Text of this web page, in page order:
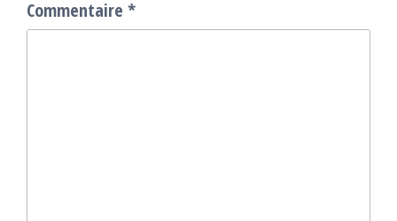
Commentaire *